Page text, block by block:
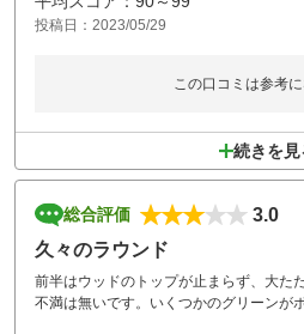
投稿日：2023/05/29
この口コミは参考
続きを見
総合評価
3.0
久々のラウンド
前半はウッドのトップが止まらず、大た
不満は無いです。いくつかのグリーンが